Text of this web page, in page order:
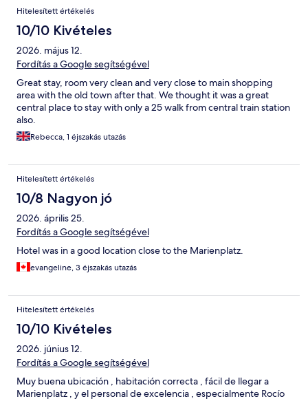
Hitelesített értékelés
10/10 Kivételes
2026. május 12.
Fordítás a Google segítségével
Great stay, room very clean and very close to main shopping
area with the old town after that. We thought it was a great
central place to stay with only a 25 walk from central train station
also.
Rebecca, 1 éjszakás utazás
Hitelesített értékelés
10/8 Nagyon jó
2026. április 25.
Fordítás a Google segítségével
Hotel was in a good location close to the Marienplatz.
evangeline, 3 éjszakás utazás
Hitelesített értékelés
10/10 Kivételes
2026. június 12.
Fordítás a Google segítségével
Muy buena ubicación , habitación correcta , fácil de llegar a
Marienplatz , y el personal de excelencia , especialmente Rocío